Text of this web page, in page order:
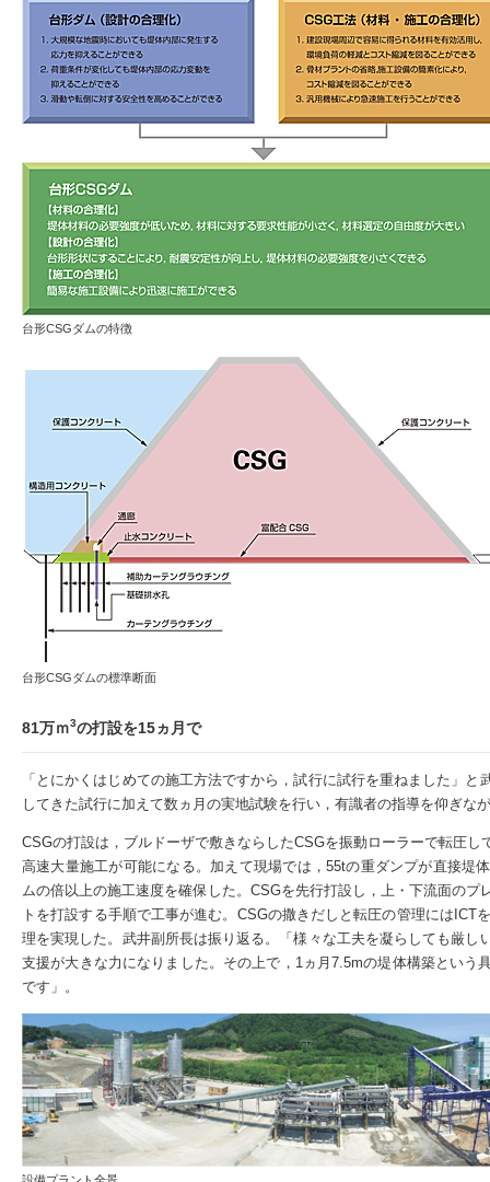
台形CSGダムの特徴
台形CSGダムの標準断面
81万ｍ3の打設を15ヵ月で
「とにかくはじめての施工方法ですから，試行に試行を重ねました」
してきた試行に加えて数ヵ月の実地試験を行い，有識者の指導を仰ぎな
CSGの打設は，ブルドーザで敷きならしたCSGを振動ローラーで転圧
高速大量施工が可能になる。加えて現場では，55tの重ダンプが直接堤
ムの倍以上の施工速度を確保した。CSGを先行打設し，上・下流面の
トを打設する手順で工事が進む。CSGの撒きだしと転圧の管理にはICT
理を実現した。武井副所長は振り返る。「様々な工夫を凝らしても厳し
支援が大きな力になりました。その上で，1ヵ月7.5mの堤体構築という
です」。